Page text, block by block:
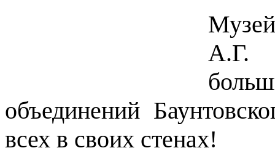
А.Г.
объединений
всех в своих стенах!